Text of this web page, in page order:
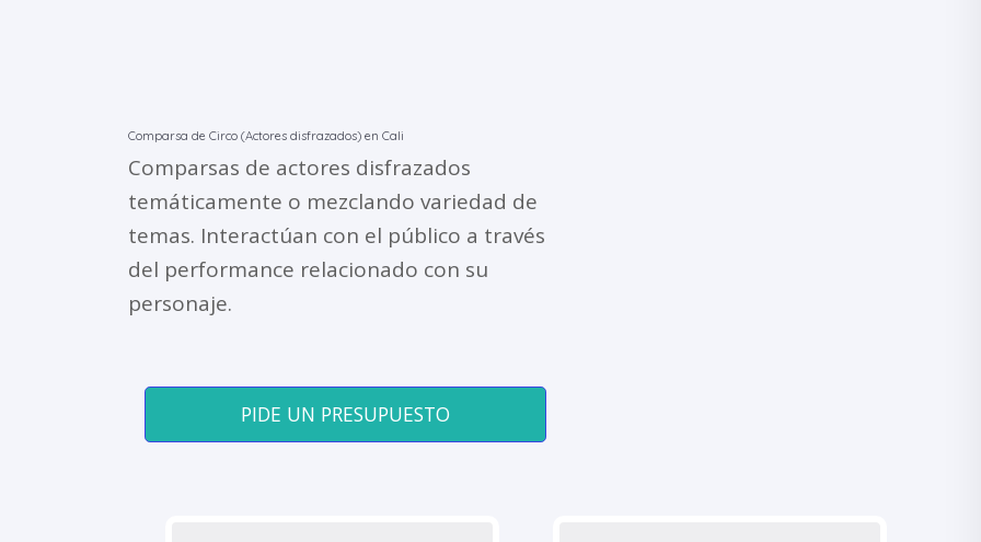
Comparsa de Circo (Actores disfrazados) en Cali
Comparsas de actores disfrazados
temáticamente o mezclando variedad de
temas. Interactúan con el público a través
del performance relacionado con su
personaje.
PIDE UN PRESUPUESTO